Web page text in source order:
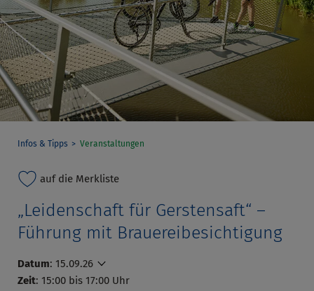
Infos & Tipps Veranstaltungen
auf die Merkliste
„Leidenschaft für Gerstensaft“ –
Führung mit Brauereibesichtigung
Datum: 15.09.26
Zeit: 15:00 bis 17:00 Uhr